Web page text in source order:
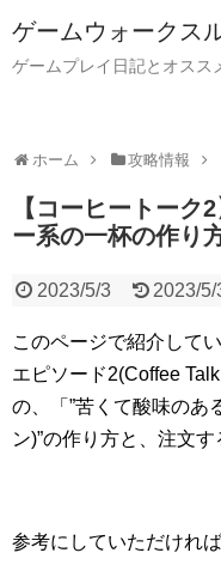
ゲームウォークス
ゲームプレイ日記とオスス
ホーム 攻略情報
【コーヒートーク
ー系の一杯の作り
2023/5/3 2023/5/
このページで紹介して
エピソード2(Coffee
の、「”苦くて酸味のあ
ン)”の作り方と、注文
参考にしていただければ